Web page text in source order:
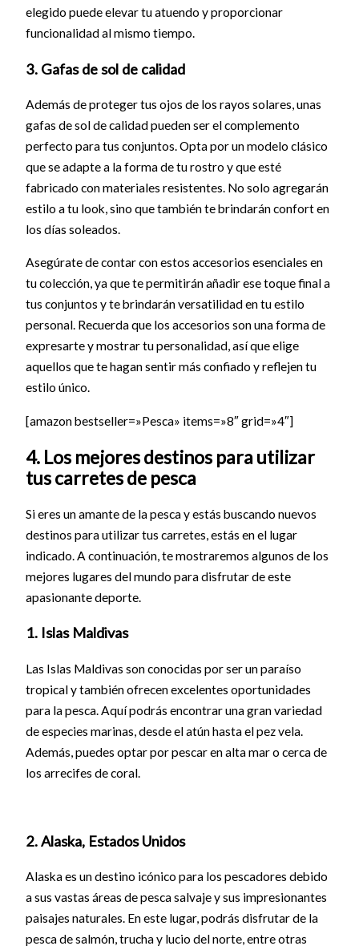
elegido puede elevar tu atuendo y proporcionar
funcionalidad al mismo tiempo.
3. Gafas de sol de calidad
Además de proteger tus ojos de los rayos solares, unas
gafas de sol de calidad pueden ser el complemento
perfecto para tus conjuntos. Opta por un modelo clásico
que se adapte a la forma de tu rostro y que esté
fabricado con materiales resistentes. No solo agregarán
estilo a tu look, sino que también te brindarán confort en
los días soleados.
Asegúrate de contar con estos accesorios esenciales en
tu colección, ya que te permitirán añadir ese toque final a
tus conjuntos y te brindarán versatilidad en tu estilo
personal. Recuerda que los accesorios son una forma de
expresarte y mostrar tu personalidad, así que elige
aquellos que te hagan sentir más confiado y reflejen tu
estilo único.
[amazon bestseller=»Pesca» items=»8″ grid=»4″]
4. Los mejores destinos para utilizar
tus carretes de pesca
Si eres un amante de la pesca y estás buscando nuevos
destinos para utilizar tus carretes, estás en el lugar
indicado. A continuación, te mostraremos algunos de los
mejores lugares del mundo para disfrutar de este
apasionante deporte.
1. Islas Maldivas
Las Islas Maldivas son conocidas por ser un paraíso
tropical y también ofrecen excelentes oportunidades
para la pesca. Aquí podrás encontrar una gran variedad
de especies marinas, desde el atún hasta el pez vela.
Además, puedes optar por pescar en alta mar o cerca de
los arrecifes de coral.
2. Alaska, Estados Unidos
Alaska es un destino icónico para los pescadores debido
a sus vastas áreas de pesca salvaje y sus impresionantes
paisajes naturales. En este lugar, podrás disfrutar de la
pesca de salmón, trucha y lucio del norte, entre otras